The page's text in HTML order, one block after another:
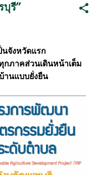
บุรี”
นจังหวัดแรก
ภาคส่วนเดินหน้าเต็ม
านแบบยั่งยืน